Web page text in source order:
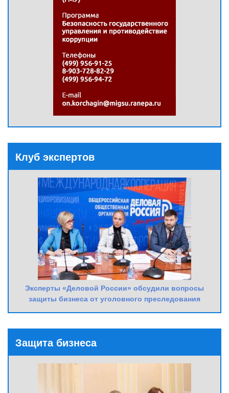
Клуб экспертов
Эксперты «Деловой России» обсудили вопросы
защиты бизнеса от уголовного преследования
Защита бизнеса